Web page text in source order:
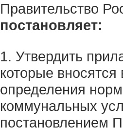
Правительство
постановляет:
1. Утвердить
которые
определения
коммунальных
постановлением